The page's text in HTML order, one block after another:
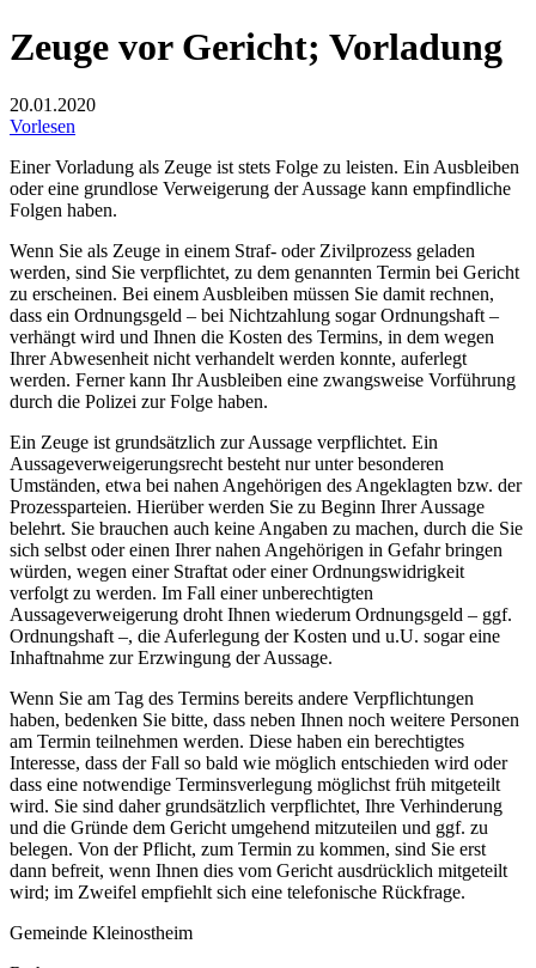
Zeuge vor Gericht; Vorladung
20.01.2020
Vorlesen
Einer Vorladung als Zeuge ist stets Folge zu leisten. Ein Ausbleiben
oder eine grundlose Verweigerung der Aussage kann empfindliche
Folgen haben.
Wenn Sie als Zeuge in einem Straf- oder Zivilprozess geladen
werden, sind Sie verpflichtet, zu dem genannten Termin bei Gericht
zu erscheinen. Bei einem Ausbleiben müssen Sie damit rechnen,
dass ein Ordnungsgeld – bei Nichtzahlung sogar Ordnungshaft –
verhängt wird und Ihnen die Kosten des Termins, in dem wegen
Ihrer Abwesenheit nicht verhandelt werden konnte, auferlegt
werden. Ferner kann Ihr Ausbleiben eine zwangsweise Vorführung
durch die Polizei zur Folge haben.
Ein Zeuge ist grundsätzlich zur Aussage verpflichtet. Ein
Aussageverweigerungsrecht besteht nur unter besonderen
Umständen, etwa bei nahen Angehörigen des Angeklagten bzw. der
Prozessparteien. Hierüber werden Sie zu Beginn Ihrer Aussage
belehrt. Sie brauchen auch keine Angaben zu machen, durch die Sie
sich selbst oder einen Ihrer nahen Angehörigen in Gefahr bringen
würden, wegen einer Straftat oder einer Ordnungswidrigkeit
verfolgt zu werden. Im Fall einer unberechtigten
Aussageverweigerung droht Ihnen wiederum Ordnungsgeld – ggf.
Ordnungshaft –, die Auferlegung der Kosten und u.U. sogar eine
Inhaftnahme zur Erzwingung der Aussage.
Wenn Sie am Tag des Termins bereits andere Verpflichtungen
haben, bedenken Sie bitte, dass neben Ihnen noch weitere Personen
am Termin teilnehmen werden. Diese haben ein berechtigtes
Interesse, dass der Fall so bald wie möglich entschieden wird oder
dass eine notwendige Terminsverlegung möglichst früh mitgeteilt
wird. Sie sind daher grundsätzlich verpflichtet, Ihre Verhinderung
und die Gründe dem Gericht umgehend mitzuteilen und ggf. zu
belegen. Von der Pflicht, zum Termin zu kommen, sind Sie erst
dann befreit, wenn Ihnen dies vom Gericht ausdrücklich mitgeteilt
wird; im Zweifel empfiehlt sich eine telefonische Rückfrage.
Gemeinde Kleinostheim